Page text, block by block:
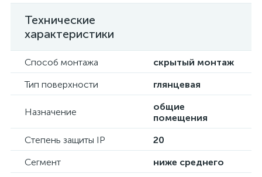
Технические
характеристики
Способ монтажа
скрытый монтаж
Тип поверхности
глянцевая
Назначение
общие
помещения
Степень защиты IP
20
Сегмент
ниже среднего